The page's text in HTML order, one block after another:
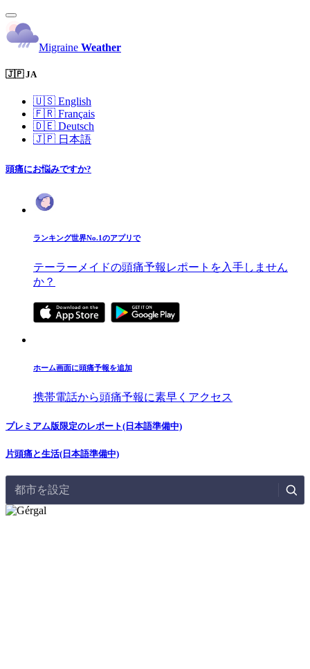
Migraine Weather
🇯🇵 JA
🇺🇸 English
🇫🇷 Français
🇩🇪 Deutsch
🇯🇵 日本語
頭痛にお悩みですか?
ランキング世界No.1のアプリで
テーラーメイドの頭痛予報レポートを入手しません
か？
ホーム画面に頭痛予報を追加
携帯電話から頭痛予報に素早くアクセス
プレミアム版限定のレポート(日本語準備中)
片頭痛と生活(日本語準備中)
都市を設定